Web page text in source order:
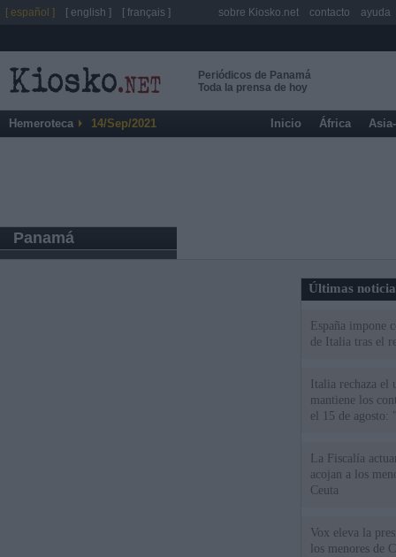
Periódicos de Panamá
Toda la prensa de hoy
Hemeroteca 14/Sep/2021 Inicio África
Panamá
Últimas
España impone
de Italia tras el
Italia rechaza
mantiene los
el 15 de agosto:
La Fiscalía
acojan a los
Ceuta
Vox eleva la
los menores de
[ español ] [ english ] [ français ] sobre Kiosko.net contacto ayuda